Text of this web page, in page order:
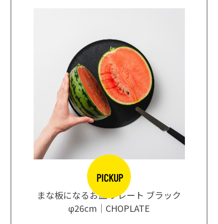
PICKUP
まな板になるお皿 プレート ブラック
φ26cm｜CHOPLATE